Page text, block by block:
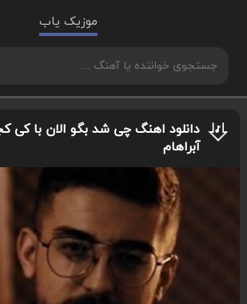
موزیک یاب
دانلود اهنگ چی شد بگو الان با کی
آبراهام